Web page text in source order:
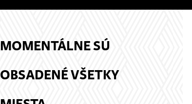
MOMENTÁLNE SÚ
OBSADENÉ VŠETKY